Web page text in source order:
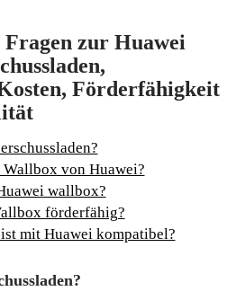
zur Huawei
Förderfähigkeit
von Huawei?
wallbox?
förderfähig?
mit Huawei kompatibel?